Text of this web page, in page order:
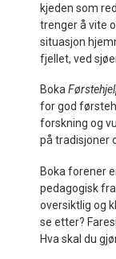
kjeden som
trenger å vite
situasjon
fjellet, ved
Boka
for god
forskning og
på tradisjoner
Boka forener
pedagogisk
oversiktlig og
se etter?
Hva skal du